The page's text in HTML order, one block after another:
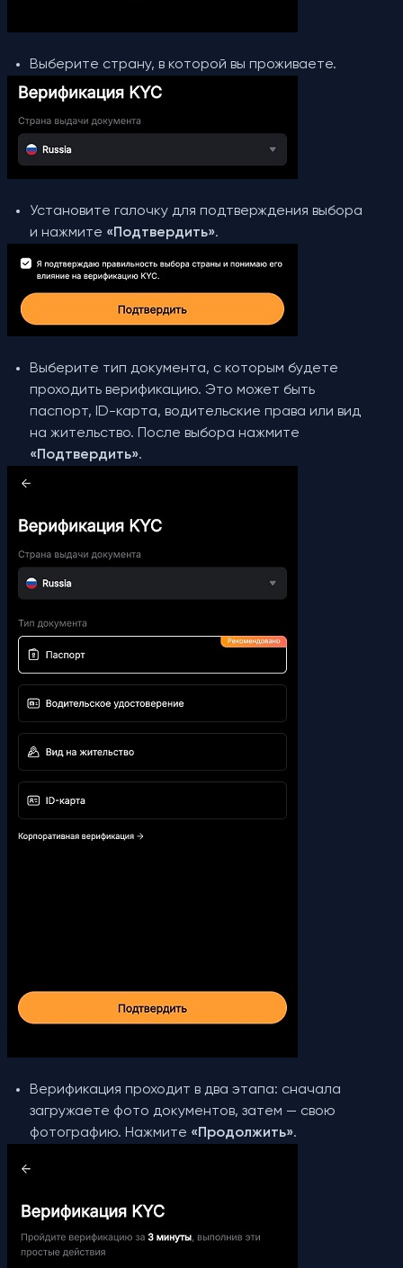
Выберите страну, в которой вы проживаете.
Установите галочку для подтверждения выбора
и нажмите «Подтвердить».
Выберите тип документа, с которым будете
проходить верификацию. Это может быть
паспорт, ID-карта, водительские права или вид
на жительство. После выбора нажмите
«Подтвердить».
Верификация проходит в два этапа: сначала
загружаете фото документов, затем — свою
фотографию. Нажмите «Продолжить».